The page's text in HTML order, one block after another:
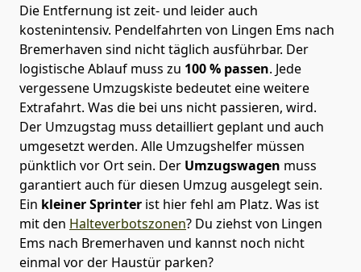
Die Entfernung ist zeit- und leider auch
kostenintensiv. Pendelfahrten von Lingen Ems nach
Bremer­haven sind nicht täglich ausführbar. Der
logistische Ablauf muss zu 100 % passen. Jede
vergessene Umzugskiste bedeutet eine weitere
Extrafahrt. Was die bei uns nicht passieren, wird.
Der Umzugstag muss detailliert geplant und auch
umgesetzt werden. Alle Umzugshelfer müssen
pünktlich vor Ort sein. Der Umzugswagen muss
garantiert auch für diesen Umzug ausgelegt sein.
Ein kleiner Sprinter ist hier fehl am Platz. Was ist
mit den Halteverbotszonen? Du ziehst von Lingen
Ems nach Bremer­haven und kannst noch nicht
einmal vor der Haustür parken?